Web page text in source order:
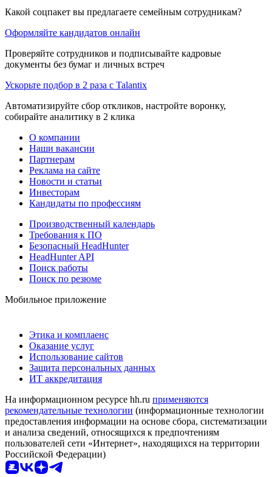
Какой соцпакет вы предлагаете семейным сотрудникам?
Оформляйте кандидатов онлайн
Проверяйте сотрудников и подписывайте кадровые
документы без бумаг и личных встреч
Ускорьте подбор в 2 раза с Talantix
Автоматизируйте сбор откликов, настройте воронку,
собирайте аналитику в 2 клика
О компании
Наши вакансии
Партнерам
Реклама на сайте
Новости и статьи
Инвесторам
Кандидаты по профессиям
Производственный календарь
Требования к ПО
Безопасный HeadHunter
HeadHunter API
Поиск работы
Поиск по резюме
Мобильное приложение
Этика и комплаенс
Оказание услуг
Использование сайтов
Защита персональных данных
ИТ аккредитация
На информационном ресурсе hh.ru применяются
рекомендательные технологии (информационные технологии
предоставления информации на основе сбора, систематизации
и анализа сведений, относящихся к предпочтениям
пользователей сети «Интернет», находящихся на территории
Российской Федерации)